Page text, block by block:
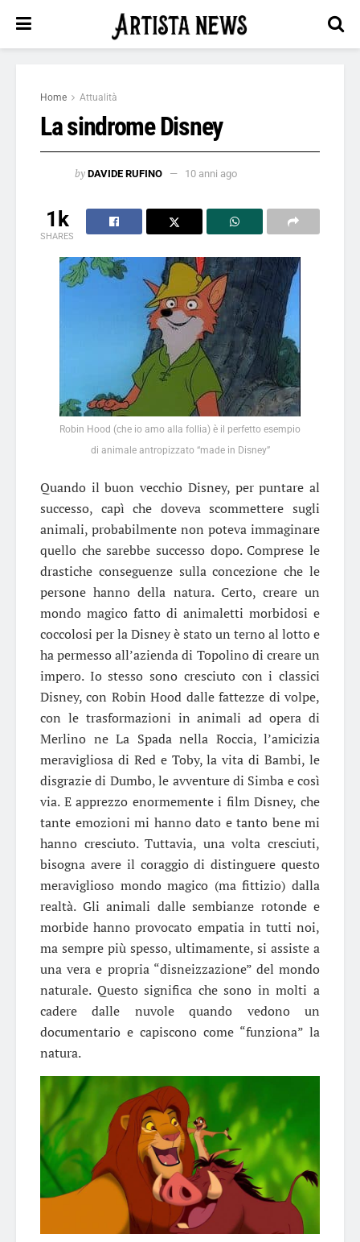
Home Attualità
La sindrome Disney
by DAVIDE RUFINO 10 anni ago
1k
SHARES
Robin Hood (che io amo alla follia) è il perfetto esempio
di animale antropizzato “made in Disney”
Quando il buon vecchio Disney, per puntare al
successo, capì che doveva scommettere sugli
animali, probabilmente non poteva immaginare
quello che sarebbe successo dopo. Comprese le
drastiche conseguenze sulla concezione che le
persone hanno della natura. Certo, creare un
mondo magico fatto di animaletti morbidosi e
coccolosi per la Disney è stato un terno al lotto e
ha permesso all’azienda di Topolino di creare un
impero. Io stesso sono cresciuto con i classici
Disney, con Robin Hood dalle fattezze di volpe,
con le trasformazioni in animali ad opera di
Merlino ne La Spada nella Roccia, l’amicizia
meravigliosa di Red e Toby, la vita di Bambi, le
disgrazie di Dumbo, le avventure di Simba e così
via. E apprezzo enormemente i film Disney, che
tante emozioni mi hanno dato e tanto bene mi
hanno cresciuto. Tuttavia, una volta cresciuti,
bisogna avere il coraggio di distinguere questo
meraviglioso mondo magico (ma fittizio) dalla
realtà. Gli animali dalle sembianze rotonde e
morbide hanno provocato empatia in tutti noi,
ma sempre più spesso, ultimamente, si assiste a
una vera e propria “disneizzazione” del mondo
naturale. Questo significa che sono in molti a
cadere dalle nuvole quando vedono un
documentario e capiscono come “funziona” la
natura.